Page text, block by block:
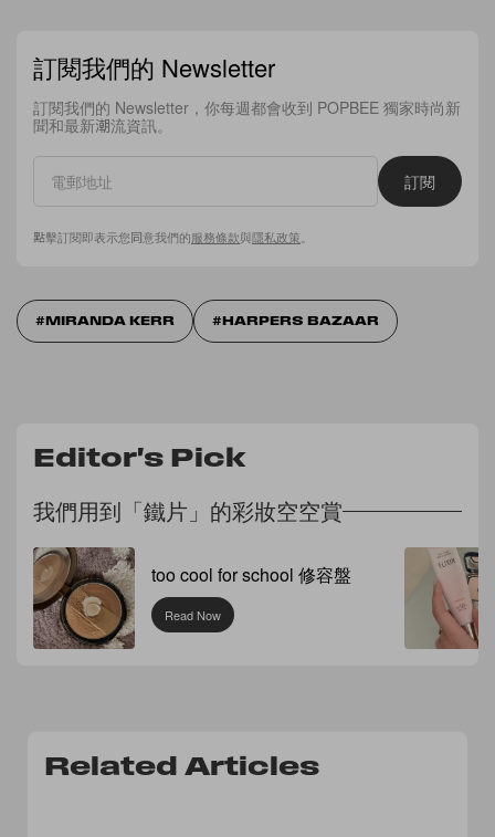
訂閱我們的 Newsletter
訂閱我們的 Newsletter，你每週都會收到 POPBEE 獨家時尚新
聞和最新潮流資訊。
訂閱
點擊訂閱即表示您同意我們的服務條款與隱私政策
MIRANDA KERR HARPERS BAZAAR
Editor's Pick
我們用到「鐵片」的彩妝空空賞
too cool for school 修容盤
Read Now
Related Articles